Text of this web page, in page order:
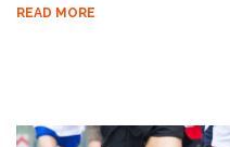
READ MORE